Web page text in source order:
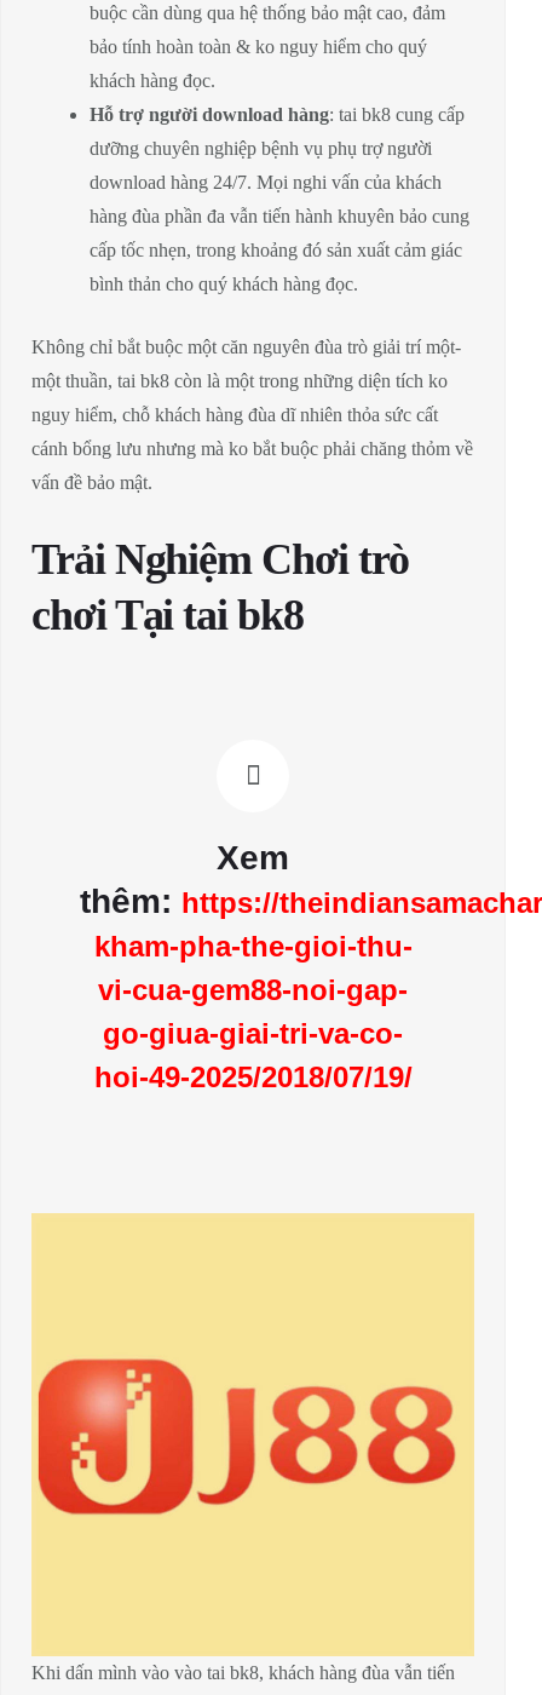
buộc cần dùng qua hệ thống bảo mật cao, đảm
bảo tính hoàn toàn & ko nguy hiểm cho quý
khách hàng đọc.
Hỗ trợ người download hàng: tai bk8 cung cấp
dưỡng chuyên nghiệp bệnh vụ phụ trợ người
download hàng 24/7. Mọi nghi vấn của khách
hàng đùa phần đa vẫn tiến hành khuyên bảo cung
cấp tốc nhẹn, trong khoảng đó sản xuất cảm giác
bình thản cho quý khách hàng đọc.
Không chỉ bắt buộc một căn nguyên đùa trò giải trí một-
một thuần, tai bk8 còn là một trong những diện tích ko
nguy hiểm, chỗ khách hàng đùa dĩ nhiên thỏa sức cất
cánh bổng lưu nhưng mà ko bắt buộc phải chăng thỏm về
vấn đề bảo mật.
Trải Nghiệm Chơi trò
chơi Tại tai bk8
Xem
thêm: https://
kham-pha-the-gioi-thu-
vi-cua-gem88-noi-gap-
go-giua-giai-tri-va-co-
hoi-49-2025/2018/07/19/
Khi dấn mình vào vào tai bk8, khách hàng đùa vẫn tiến